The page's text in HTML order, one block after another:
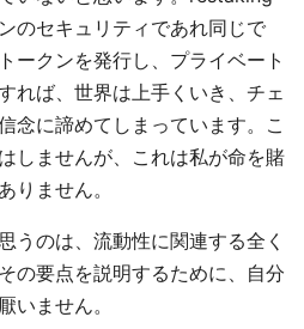
のセキュリティであれ同じで
ークンを発行し、プライベート
れば、世界は上手くいき、チェ
念に諦めてしまっています。こ
しませんが、これは私が命を賭
りません。
うのは、流動性に関連する全く
の要点を説明するために、自分
いません。